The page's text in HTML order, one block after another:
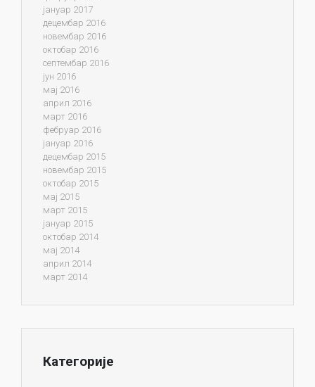
јануар 2017
децембар 2016
новембар 2016
октобар 2016
септембар 2016
јун 2016
мај 2016
април 2016
март 2016
фебруар 2016
јануар 2016
децембар 2015
новембар 2015
октобар 2015
мај 2015
март 2015
јануар 2015
октобар 2014
мај 2014
април 2014
март 2014
Категорије